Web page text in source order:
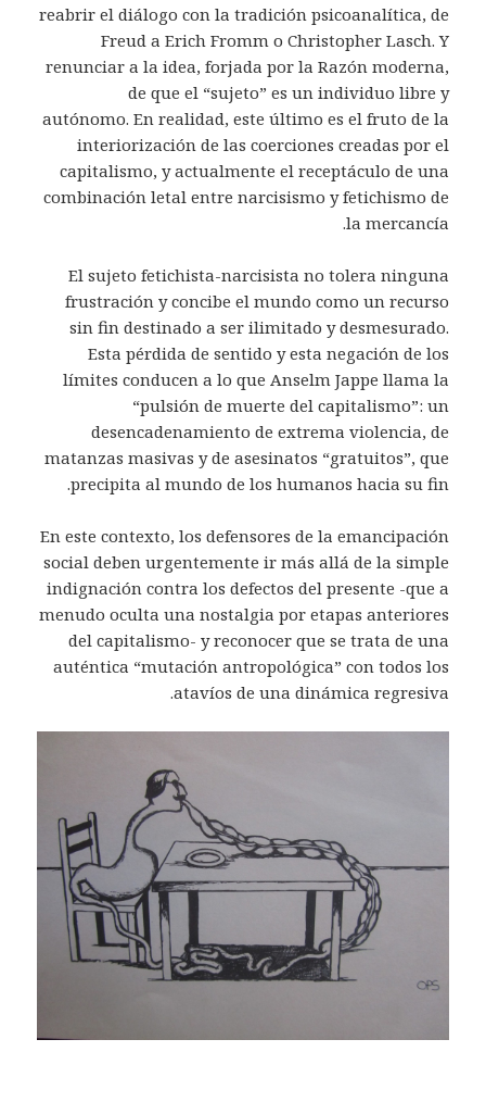
reabrir el diálogo con la tradición psicoanalítica, de
Freud a Erich Fromm o Christopher Lasch. Y
renunciar a la idea, forjada por la Razón moderna,
de que el “sujeto” es un individuo libre y
autónomo. En realidad, este último es el fruto de la
interiorización de las coerciones creadas por el
capitalismo, y actualmente el receptáculo de una
combinación letal entre narcisismo y fetichismo de
la mercancía.
El sujeto fetichista-narcisista no tolera ninguna
frustración y concibe el mundo como un recurso
sin fin destinado a ser ilimitado y desmesurado.
Esta pérdida de sentido y esta negación de los
límites conducen a lo que Anselm Jappe llama la
“pulsión de muerte del capitalismo”: un
desencadenamiento de extrema violencia, de
matanzas masivas y de asesinatos “gratuitos”, que
precipita al mundo de los humanos hacia su fin.
En este contexto, los defensores de la emancipación
social deben urgentemente ir más allá de la simple
indignación contra los defectos del presente -que a
menudo oculta una nostalgia por etapas anteriores
del capitalismo- y reconocer que se trata de una
auténtica “mutación antropológica” con todos los
atavíos de una dinámica regresiva.